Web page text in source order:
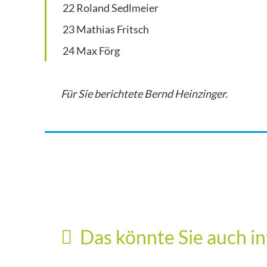
22 Roland Sedlmeier
23 Mathias Fritsch
24 Max Förg
Für Sie berichtete Bernd Heinzinger.
Das könnte Sie auch
Gemeinderatssitzung vom 07. Juli 2026
Stabwechsel beim CSU-Ortsverband